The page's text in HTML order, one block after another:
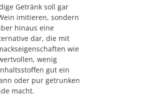
Getränk soll gar
imitieren, sondern
hinaus eine
dar, die mit
wie
wenig
gut ein
oder pur getrunken
macht.